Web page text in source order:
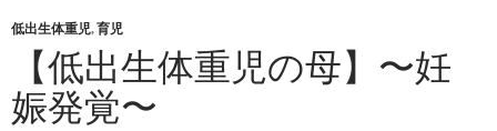
低出生体重児,育児
【低出生体重児の母】〜妊
娠発覚〜